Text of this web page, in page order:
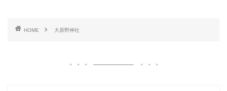
HOME 大原野神社